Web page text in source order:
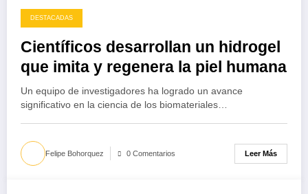
DESTACADAS
Científicos desarrollan un hidrogel
que imita y regenera la piel humana
Un equipo de investigadores ha logrado un avance
significativo en la ciencia de los biomateriales…
Felipe Bohorquez 0 Comentarios Leer Más